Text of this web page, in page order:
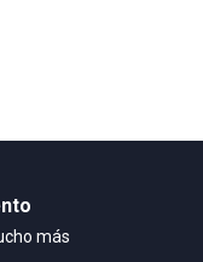
más